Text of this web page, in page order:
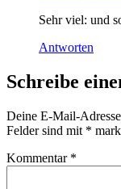
Sehr viel: und
Antworten
Schreibe
Deine E-Mail-
Felder sind mit *
Kommentar *